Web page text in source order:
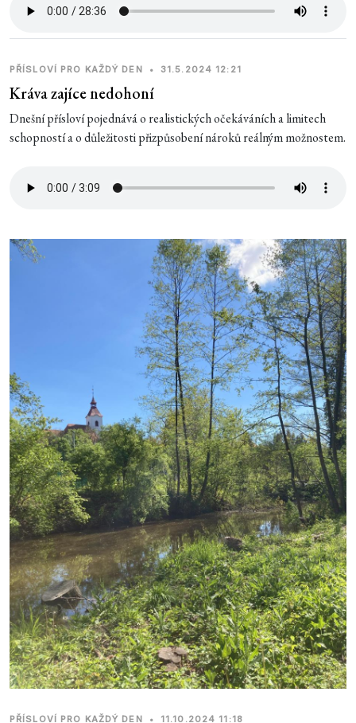
PŘÍSLOVÍ PRO KAŽDÝ DEN • 31.5.2024 12:21
Kráva zajíce nedohoní
Dnešní přísloví pojednává o realistických očekáváních a limitech
schopností a o důležitosti přizpůsobení nároků reálným možnostem.
PŘÍSLOVÍ PRO KAŽDÝ DEN • 11.10.2024 11:18